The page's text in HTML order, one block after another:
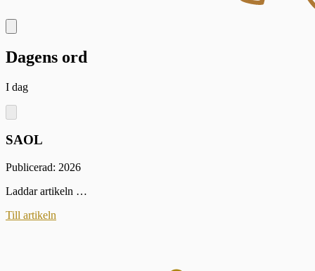
Dagens ord
I dag
SAOL
Publicerad: 2026
Laddar artikeln …
Till artikeln